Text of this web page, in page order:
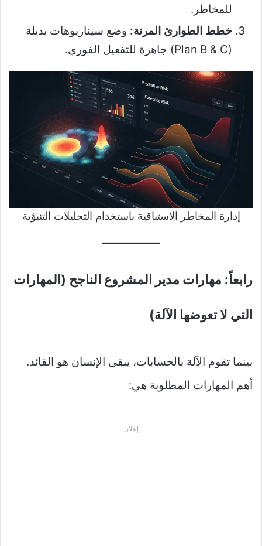
للمخاطر.
خطط الطوارئ المرنة: وضع سيناريوهات بديلة
(Plan B & C) جاهزة للتفعيل الفوري.
إدارة المخاطر الاستباقية باستخدام التحليلات التنبؤية
رابعاً: مهارات مدير المشروع الناجح (المهارات
التي لا تعوضها الآلة)
بينما تقوم الآلة بالحسابات، يبقى الإنسان هو القائد.
أهم المهارات المطلوبة هي:
-- إعلان --